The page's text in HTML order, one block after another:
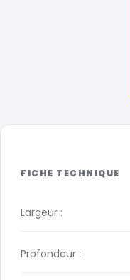
Largeur :
Profondeur :